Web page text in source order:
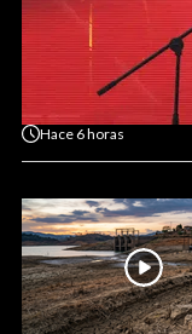
Hace 6 horas